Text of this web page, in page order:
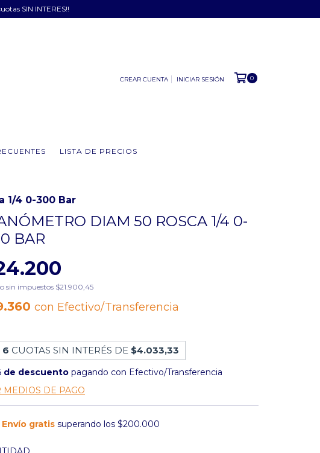
SIN INTERES!!
CREAR CUENTA INICIAR SESIÓN 0
LISTA DE PRECIOS
1/4 0-300 Bar
DIAM 50 ROSCA 1/4 0-
BAR
sin impuestos $21.900,45
con Efectivo/Transferencia
6 CUOTAS SIN INTERÉS DE $4.033,33
de descuento pagando con Efectivo/Transferencia
MEDIOS DE PAGO
Envío gratis superando los$200.000